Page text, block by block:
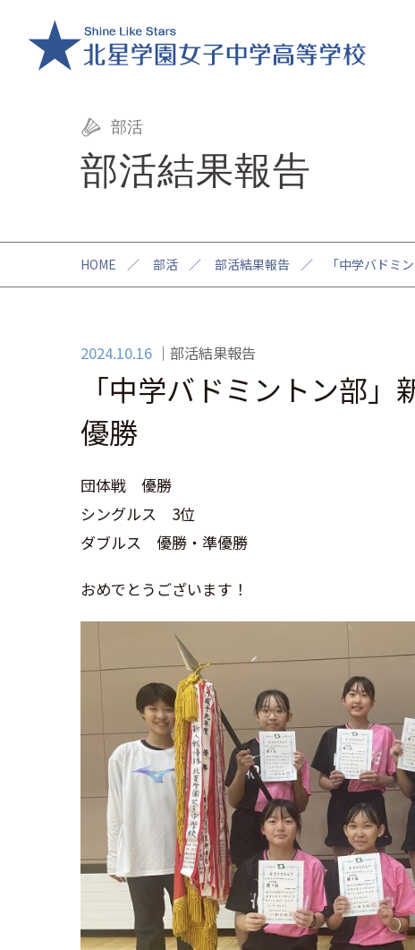
部活
部活結果報告
HOME ／ 部活 ／ 部活結果報告 ／ 「中学バドミ
2024.10.16 部活結果報告
「中学バドミントン部
優勝
団体戦 優勝
シングルス 3位
ダブルス 優勝・準優勝
おめでとうございます！